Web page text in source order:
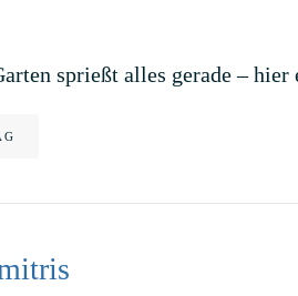
sprießt alles gerade – hier